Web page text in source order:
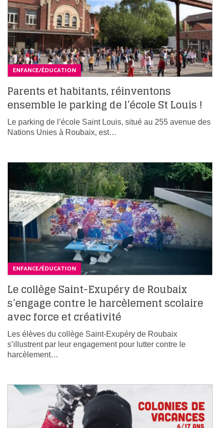
ENFANCE/ÉDUCATION
Parents et habitants, réinventons
ensemble le parking de l’école St Louis !
Le parking de l’école Saint Louis, situé au 255 avenue des
Nations Unies à Roubaix, est…
ENFANCE/ÉDUCATION
Le collège Saint-Exupéry de Roubaix
s’engage contre le harcèlement scolaire
avec force et créativité
Les élèves du collège Saint-Exupéry de Roubaix
s’illustrent par leur engagement pour lutter contre le
harcèlement…